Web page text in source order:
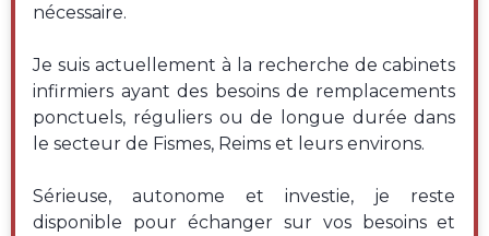
nécessaire.
Je suis actuellement à la recherche de cabinets
infirmiers ayant des besoins de remplacements
ponctuels, réguliers ou de longue durée dans
le secteur de Fismes, Reims et leurs environs.
Sérieuse, autonome et investie, je reste
disponible pour échanger sur vos besoins et